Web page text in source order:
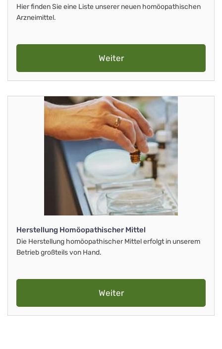
Hier finden Sie eine Liste unserer neuen homöopathischen
Arzneimittel.
Weiter
Herstellung Homöopathischer Mittel
Die Herstellung homöopathischer Mittel erfolgt in unserem
Betrieb großteils von Hand.
Weiter